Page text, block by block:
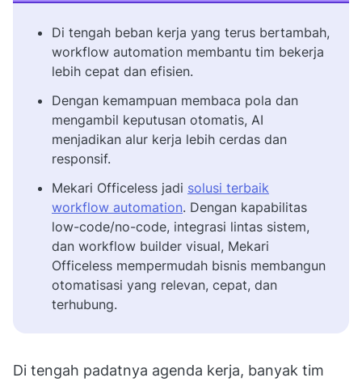
Di tengah beban kerja yang terus bertambah,
workflow automation membantu tim bekerja
lebih cepat dan efisien.
Dengan kemampuan membaca pola dan
mengambil keputusan otomatis, AI
menjadikan alur kerja lebih cerdas dan
responsif.
Mekari Officeless jadi solusi terbaik
workflow automation. Dengan kapabilitas
low-code/no-code, integrasi lintas sistem,
dan workflow builder visual, Mekari
Officeless mempermudah bisnis membangun
otomatisasi yang relevan, cepat, dan
terhubung.
Di tengah padatnya agenda kerja, banyak tim